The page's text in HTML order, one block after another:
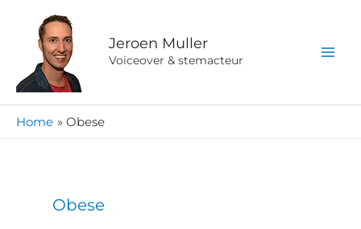
inhoud
Jeroen Muller
Voiceover & stemacteur
Home Obese
Obese